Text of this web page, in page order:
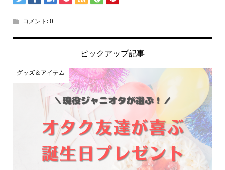
コメント:0
ピックアップ記事
グッズ＆アイテム